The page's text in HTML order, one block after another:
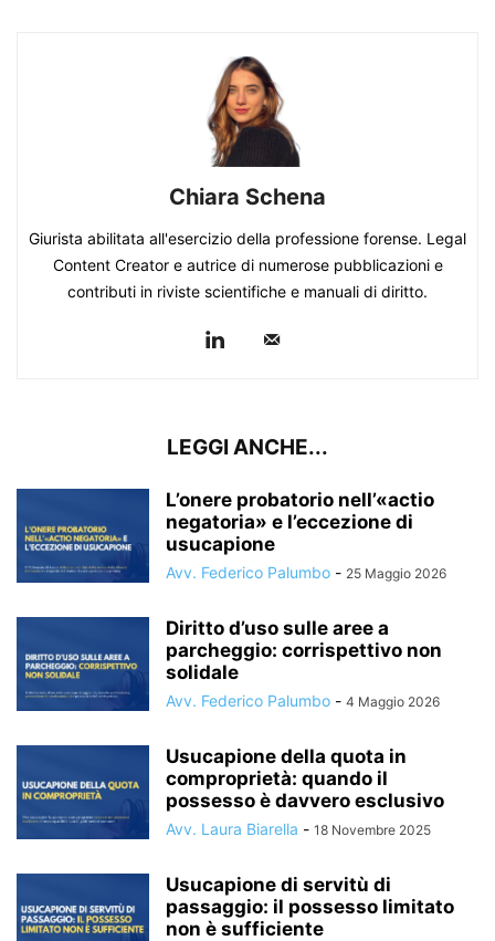
L’opera fornisce per ogni argomento procedurale lo schema
disponibile anche online in formato editabile
ricerca in diritto processuale civile.
Magistrato presso il Tribunale di S.M Capua Vetere.
Maria Ludovica Russo
Chiara Schena
Giurista abilitata all'esercizio della professione forense. Legal
Content Creator e autrice di numerose pubblicazioni e
contributi in riviste scientifiche e manuali di diritto.
LEGGI ANCHE...
L’onere probatorio nell’«actio
negatoria» e l’eccezione di
usucapione
Avv. Federico Palumbo - 25 Maggio 2026
Diritto d’uso sulle aree a
parcheggio: corrispettivo non
solidale
Avv. Federico Palumbo - 4 Maggio 2026
Usucapione della quota in
comproprietà: quando il
possesso è davvero esclusivo
Avv. Laura Biarella - 18 Novembre 2025
Usucapione di servitù di
passaggio: il possesso limitato
non è sufficiente